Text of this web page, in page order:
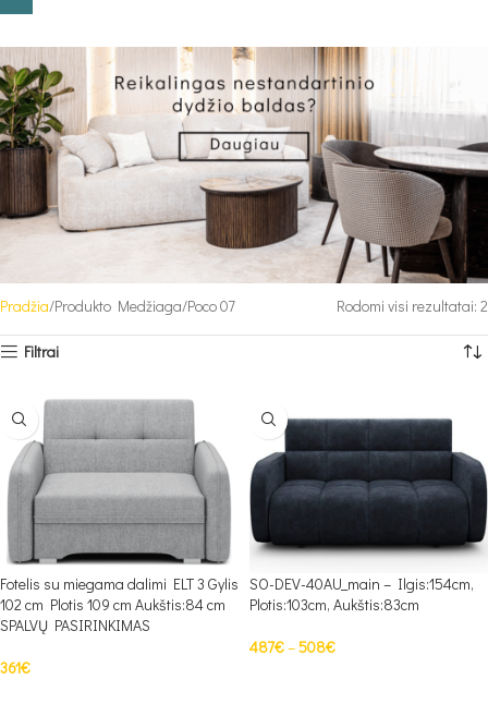
Pradžia Produkto Medžiaga Poco 07 Rodomi visi rezultatai: 2
Filtrai
Fotelis su miegama dalimi ELT 3 Gylis
102 cm Plotis 109 cm Aukštis:84 cm
SPALVŲ PASIRINKIMAS
361€
SO-DEV-40AU_main – Ilgis:154cm,
Plotis:103cm, Aukštis:83cm
487€–508€